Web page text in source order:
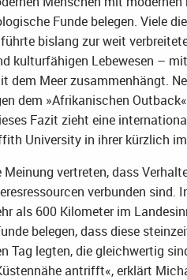
Funde belegen. Viele
bislang zur weit
kulturfähigen Lebewesen –
dem Meer zusammenhängt.
dem »Afrikanischen
Fazit zieht eine
University in ihrer kürzlich
Meinung vertreten, dass
verbunden sind.
als 600 Kilometer im
belegen, dass diese
Tag legten, die gleichwertig
antrifft«, erklärt